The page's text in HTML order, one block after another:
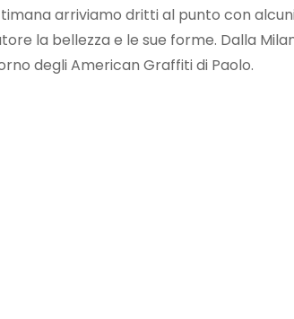
arriviamo dritti al punto con
la bellezza e le sue forme. Dalla
degli American Graffiti di Paolo.